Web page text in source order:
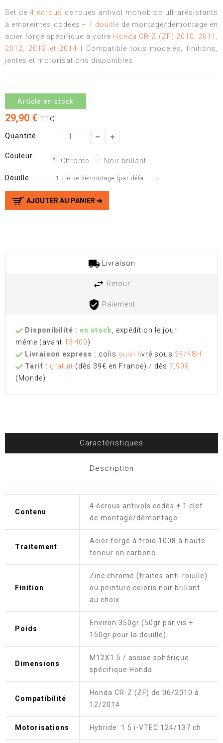
Set de 4 écrous de roues antivol monobloc ultrarésistants
à empreintes codées + 1 douille de montage/démontage en
acier forgé spécifique à votre Honda CR-Z (ZF) 2010, 2011,
2012, 2013 et 2014 | Compatible tous modèles, finitions,
jantes et motorisations disponibles.
Article en stock
29,90 € TTC
Quantité
Couleur
Chrome Noir brillant
Douille 1 clé de démontage (par défaut)
AJOUTER AU PANIER ➔
Livraison
Retour
Paiement
Disponibilité : en stock, expédition le jour
même (avant 13H00)
Livraison express : colis suivi livré sous 24/48H
Tarif : gratuit (dès 39€ en France) / dès 7,90€
(Monde)
Caractéristiques
Description
Contenu
4 écrous antivols codés + 1 clef
de montage/démontage
Traitement
Acier forgé à froid 1008 à haute
teneur en carbone
Finition
Zinc chromé (traités anti-rouille)
ou peinture coloris noir brillant
au choix
Poids
Environ 350gr (50gr par vis +
150gr pour la douille)
Dimensions
M12X1.5 / assise sphérique
spécifique Honda
Compatibilité
Honda CR-Z (ZF) de 06/2010 à
12/2014
Motorisations Hybride: 1.5 i-VTEC 124/137 ch